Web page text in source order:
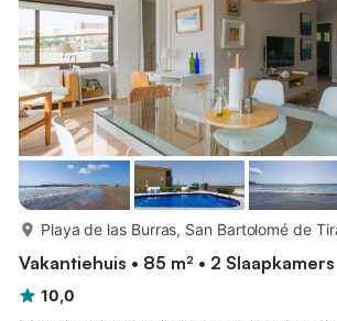
met directe to...
Playa de las Burras, San Bartolomé de
Vakantiehuis • 85 m² • 2 Slaapkamers
10,0